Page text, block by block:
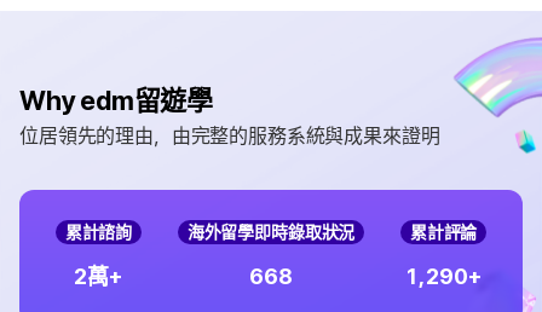
Why edm留遊學
位居領先的理由，由完整的服務系統與成果來證明
累計諮詢
2萬+
海外留學即時錄取狀況
668
累計評論
1 290+